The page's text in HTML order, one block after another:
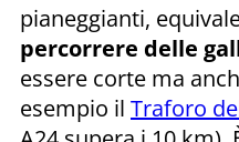
pianeggianti,
percorrere delle
essere corte ma
esempio il Traforo